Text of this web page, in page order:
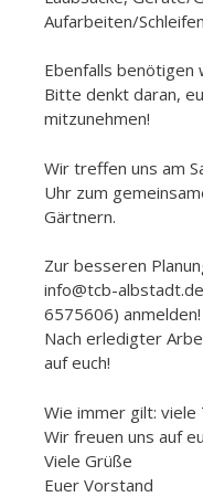
Aufarbeiten/
Ebenfalls benötigen
Bitte denkt daran,
mitzunehmen!
Wir treffen uns am
Uhr zum
Gärtnern.
Zur besseren
info@tcb-
6575606) anmelden!
Nach erledigter
auf euch!
Wie immer gilt:
Wir freuen uns auf
Viele Grüße
Euer Vorstand